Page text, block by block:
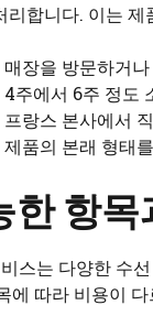
리합니다. 이는
매장을 방문하거
주에서 6주 정도
랑스 본사에서
제품의 본래 형태
한 항목
스는 다양한 수
에 따라 비용이